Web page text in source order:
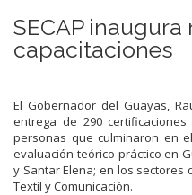
SECAP
capacitaciones
El Gobernador del Guayas,
entrega de 290
personas que culminaron en
evaluación teórico-práctico en
y Santar Elena; en los sectores
Textil y Comunicación.